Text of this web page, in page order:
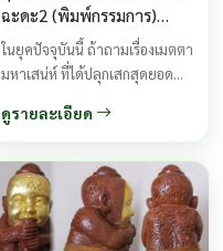
ฉะดะ2 (พิมพ์กรรมการ)
หลวงพ่อกอย วัดเขาดินใต้ ปี
2556
ในยุคปัจจุบันนี้ ถ้าถามเรื่องเมตตา
มหาเสน่ห์ ที่ได้ปลุกเสกสุดยอด
กอย วัดเขาดินใต้ ที่กำลังโด่งดัง
ด้วยประสบการณ์ ว่าแรงจริง ...
ดูรายละเอียด